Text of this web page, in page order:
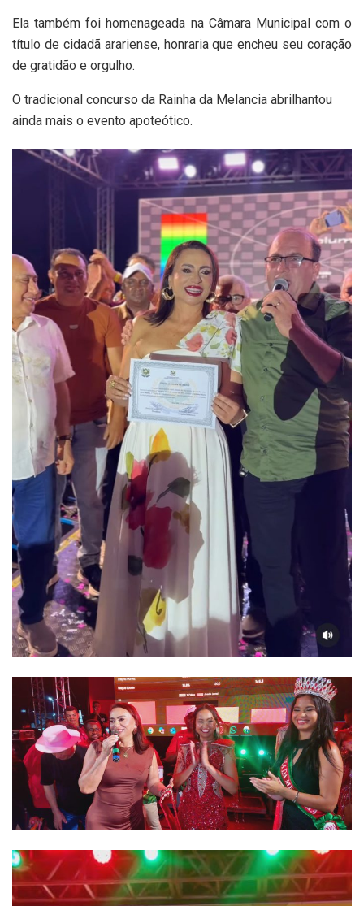
Ela também foi homenageada na Câmara Municipal com o
título de cidadã arariense, honraria que encheu seu coração
de gratidão e orgulho.
O tradicional concurso da Rainha da Melancia abrilhantou
ainda mais o evento apoteótico.